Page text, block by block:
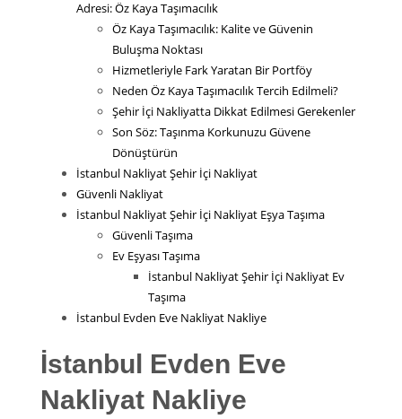
Adresi: Öz Kaya Taşımacılık
Öz Kaya Taşımacılık: Kalite ve Güvenin
Buluşma Noktası
Hizmetleriyle Fark Yaratan Bir Portföy
Neden Öz Kaya Taşımacılık Tercih Edilmeli?
Şehir İçi Nakliyatta Dikkat Edilmesi Gerekenler
Son Söz: Taşınma Korkunuzu Güvene
Dönüştürün
İstanbul Nakliyat Şehir İçi Nakliyat
Güvenli Nakliyat
İstanbul Nakliyat Şehir İçi Nakliyat Eşya Taşıma
Güvenli Taşıma
Ev Eşyası Taşıma
İstanbul Nakliyat Şehir İçi Nakliyat Ev
Taşıma
İstanbul Evden Eve Nakliyat Nakliye
İstanbul Evden Eve
Nakliyat Nakliye